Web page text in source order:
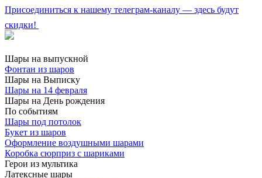
Присоединиться к нашему телеграм-каналу — здесь будут
скидки!
Шары на выпускной
Фонтан из шаров
Шары на Выписку
Шары на 14 февраля
Шары на День рождения
По событиям
Шары под потолок
Букет из шаров
Оформление воздушными шарами
Коробка сюрприз с шариками
Герои из мультика
Латексные шары